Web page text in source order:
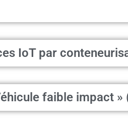
IoT par
faible impact »